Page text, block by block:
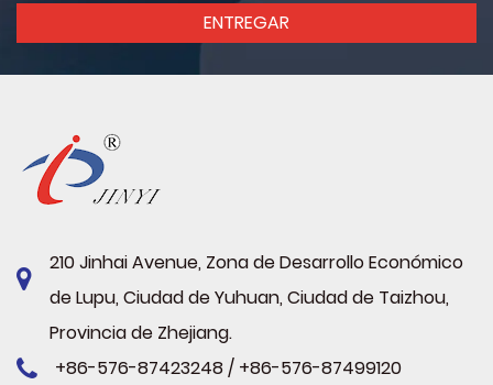
210 Jinhai Avenue, Zona de Desarrollo Económico
de Lupu, Ciudad de Yuhuan, Ciudad de Taizhou,
Provincia de Zhejiang.
+86-576-87423248 / +86-576-87499120